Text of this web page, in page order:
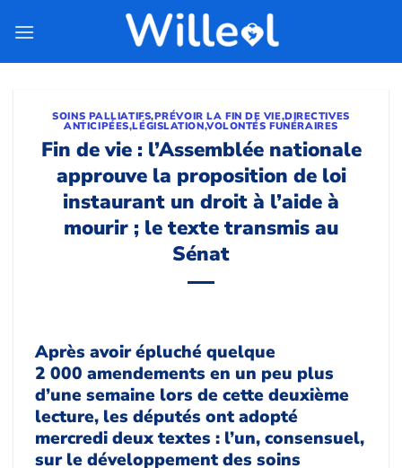
au
SOINS PALLIATIFS,PRÉVOIR LA FIN DE VIE,DIRECTIVES
ANTICIPÉES,LÉGISLATION,VOLONTÉS FUNÉRAIRES
Fin de vie : l’Assemblée nationale
approuve la proposition de loi
instaurant un droit à l’aide à
mourir ; le texte transmis au
Sénat
Après avoir épluché quelque
2 000 amendements en un peu plus
d’une semaine lors de cette deuxième
lecture, les députés ont adopté
mercredi deux textes : l’un, consensuel,
sur le développement des soins